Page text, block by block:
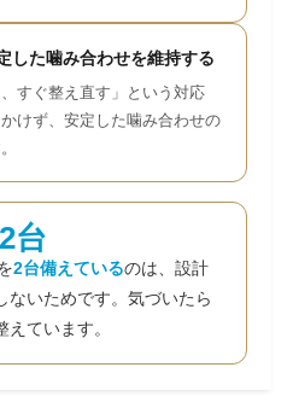
した噛み合わせを維持する
、すぐ整え直す」という対応
けず、安定した噛み合わせの
2台
2台備えているのは、設計
ないためです。気づいたら
ています。